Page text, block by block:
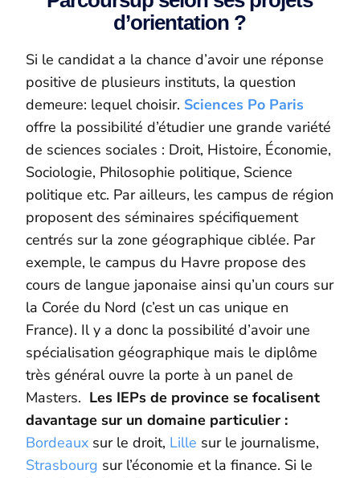
d’orientation ?
Si le candidat a la chance d’avoir une réponse
positive de plusieurs instituts, la question
demeure: lequel choisir. Sciences Po Paris
offre la possibilité d’étudier une grande variété
de sciences sociales : Droit, Histoire, Économie,
Sociologie, Philosophie politique, Science
politique etc. Par ailleurs, les campus de région
proposent des séminaires spécifiquement
centrés sur la zone géographique ciblée. Par
exemple, le campus du Havre propose des
cours de langue japonaise ainsi qu’un cours sur
la Corée du Nord (c’est un cas unique en
France). Il y a donc la possibilité d’avoir une
spécialisation géographique mais le diplôme
très général ouvre la porte à un panel de
Masters. Les IEPs de province se focalisent
davantage sur un domaine particulier :
Bordeaux sur le droit, Lille sur le journalisme,
Strasbourg sur l’économie et la finance. Si le